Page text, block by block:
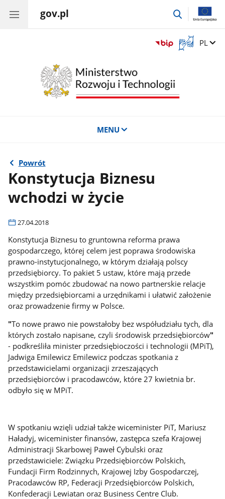
gov.pl
przejdź
Otwórz
okno
migowego
Zmień
PL
MENU
Powrót
Konstytucja Biznesu
wchodzi w życie
27.04.2018
Konstytucja Biznesu to gruntowna reforma prawa
gospodarczego, której celem jest poprawa środowiska
prawno-instytucjonalnego, w którym działają polscy
przedsiębiorcy. To pakiet 5 ustaw, które mają przede
wszystkim pomóc zbudować na nowo partnerskie relacje
między przedsiębiorcami a urzędnikami i ułatwić założenie
oraz prowadzenie firmy w Polsce.
"To nowe prawo nie powstałoby bez współudziału tych, dla
których zostało napisane, czyli środowisk przedsiębiorców"
- podkreśliła minister przedsiębioczości i technologii (MPiT),
Jadwiga Emilewicz Emilewicz podczas spotkania z
przedstawicielami organizacji zrzeszających
przedsiębiorców i pracodawców, które 27 kwietnia br.
odbyło się w MPiT.
W spotkaniu wzięli udział także wiceminister PiT, Mariusz
Haładyj, wiceminister finansów, zastępca szefa Krajowej
Administracji Skarbowej Paweł Cybulski oraz
przedstawiciele: Związku Przedsiębiorców Polskich,
Fundacji Firm Rodzinnych, Krajowej Izby Gospodarczej,
Pracodawców RP, Federacji Przedsiębiorców Polskich,
Konfederacji Lewiatan oraz Business Centre Club.